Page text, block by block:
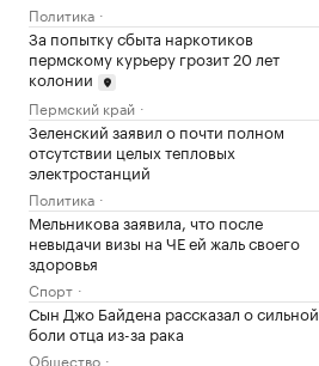
Политика
За попытку сбыта наркотиков
пермскому курьеру грозит 20 лет
колонии
Пермский край
Зеленский заявил о почти полном
отсутствии целых тепловых
электростанций
Политика
Мельникова заявила, что после
невыдачи визы на ЧЕ ей жаль своего
здоровья
Спорт
Сын Джо Байдена рассказал о сильной
боли отца из-за рака
Общество